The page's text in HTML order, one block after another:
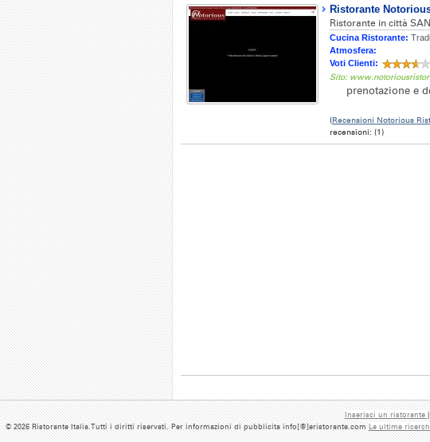
Ristorante
Ristorante in città
Cucina Ristorante:
Atmosfera:
Voti Clienti:
Sito:
prenotazione e
(Recensioni Notorious
recensioni: (1)
Inserisci un ristorante
© 2026 Ristorante Italia.Tutti i diritti riservati. Per informazioni di pubblicita info[@]eristorante.comLe ultime